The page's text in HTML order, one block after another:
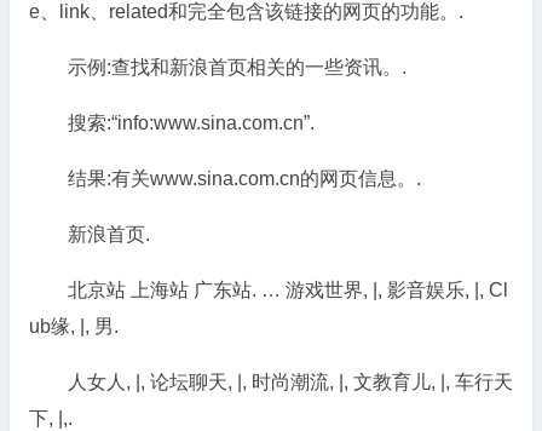
e、link、related和完全包含该链接的网页的功能。.
示例:查找和新浪首页相关的一些资讯。.
搜索:“info:www.sina.com.cn”.
结果:有关www.sina.com.cn的网页信息。.
新浪首页.
北京站 上海站 广东站. … 游戏世界, |, 影音娱乐, |, Cl
ub缘, |, 男.
人女人, |, 论坛聊天, |, 时尚潮流, |, 文教育儿, |, 车行天
下, |,.